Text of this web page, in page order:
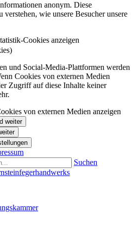
anonym. Diese
wie unsere Besucher unsere
Cookies anzeigen
und Social-Media-Plattformen werden
Cookies von externen Medien
Zugriff auf diese Inhalte keiner
von externen Medien anzeigen
weiter
Suchen